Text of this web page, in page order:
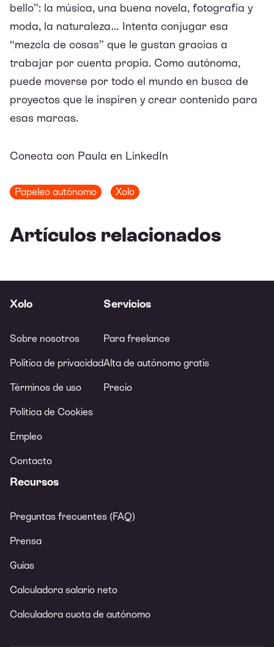
bello”: la música, una buena novela, fotografía y
moda, la naturaleza… Intenta conjugar esa
“mezcla de cosas” que le gustan gracias a
trabajar por cuenta propia. Como autónoma,
puede moverse por todo el mundo en busca de
proyectos que le inspiren y crear contenido para
esas marcas.
Conecta con Paula en LinkedIn
Papeleo autónomo Xolo
Artículos relacionados
Xolo
Sobre nosotros
Política de privacidad
Términos de uso
Política de Cookies
Empleo
Contacto
Servicios
Para freelance
Alta de autónomo gratis
Precio
Recursos
Preguntas frecuentes (FAQ)
Prensa
Guías
Calculadora salario neto
Calculadora cuota de autónomo